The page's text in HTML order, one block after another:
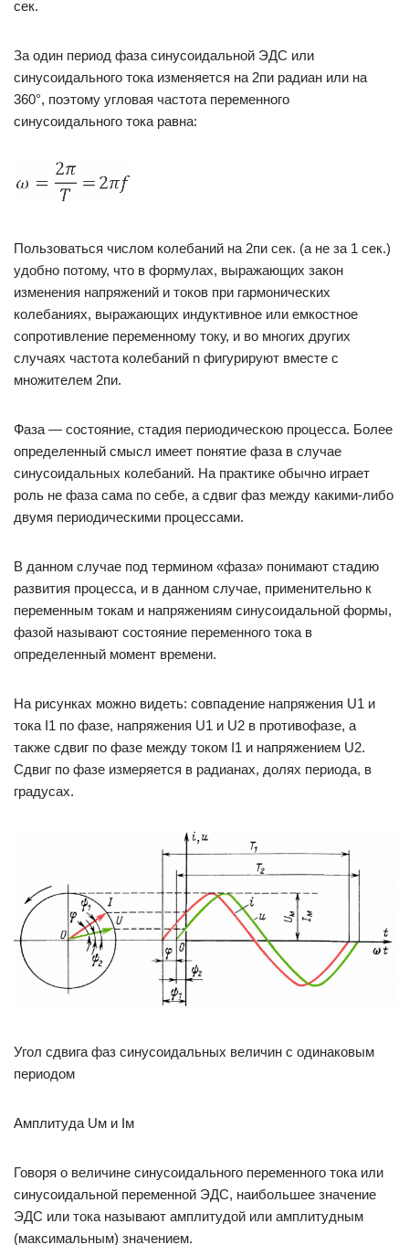
сек.
За один период фаза синусоидальной ЭДС или
синусоидального тока изменяется на 2пи радиан или на
360°, поэтому угловая частота переменного
синусоидального тока равна:
Пользоваться числом колебаний на 2пи сек. (а не за 1 сек.)
удобно потому, что в формулах, выражающих закон
изменения напряжений и токов при гармонических
колебаниях, выражающих индуктивное или емкостное
сопротивление переменному току, и во многих других
случаях частота колебаний n фигурируют вместе с
множителем 2пи.
Фаза — состояние, стадия периодическою процесса. Более
определенный смысл имеет понятие фаза в случае
синусоидальных колебаний. На практике обычно играет
роль не фаза сама по себе, а сдвиг фаз между какими-либо
двумя периодическими процессами.
В данном случае под термином «фаза» понимают стадию
развития процесса, и в данном случае, применительно к
переменным токам и напряжениям синусоидальной формы,
фазой называют состояние переменного тока в
определенный момент времени.
На рисунках можно видеть: совпадение напряжения U1 и
тока I1 по фазе, напряжения U1 и U2 в противофазе, а
также сдвиг по фазе между током I1 и напряжением U2.
Сдвиг по фазе измеряется в радианах, долях периода, в
градусах.
Угол сдвига фаз синусоидальных величин с одинаковым
периодом
Амплитуда Uм и Iм
Говоря о величине синусоидального переменного тока или
синусоидальной переменной ЭДС, наибольшее значение
ЭДС или тока называют амплитудой или амплитудным
(максимальным) значением.